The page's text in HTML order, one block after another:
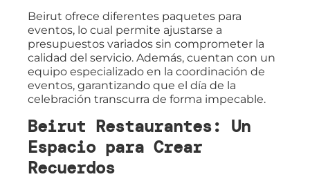
Beirut ofrece diferentes paquetes para
eventos, lo cual permite ajustarse a
presupuestos variados sin comprometer la
calidad del servicio. Además, cuentan con un
equipo especializado en la coordinación de
eventos, garantizando que el día de la
celebración transcurra de forma impecable.
Beirut Restaurantes: Un
Espacio para Crear
Recuerdos